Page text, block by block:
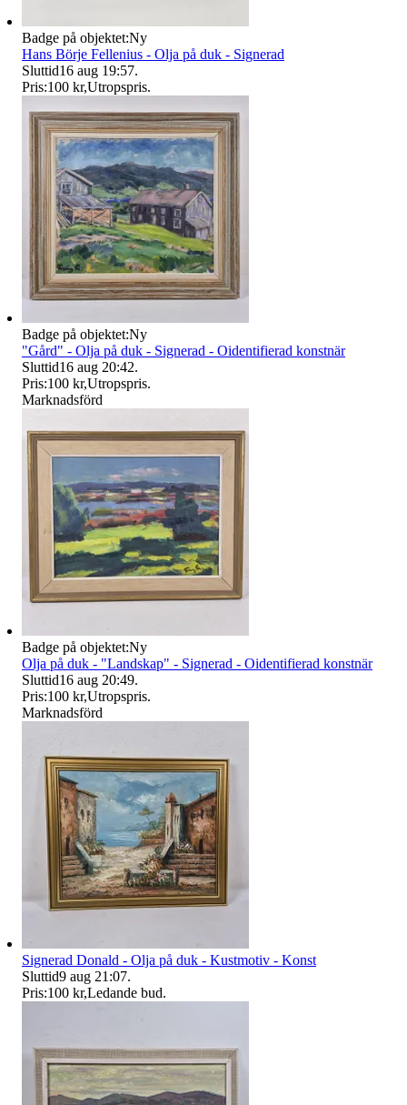
Badge på objektet:Ny
Hans Börje Fellenius - Olja på duk - Signerad
Sluttid16 aug 19:57.
Pris:100 kr,Utropspris.
Badge på objektet:Ny
"Gård" - Olja på duk - Signerad - Oidentifierad konstnär
Sluttid16 aug 20:42.
Pris:100 kr,Utropspris.
Marknadsförd
Badge på objektet:Ny
Olja på duk - "Landskap" - Signerad - Oidentifierad konstnär
Sluttid16 aug 20:49.
Pris:100 kr,Utropspris.
Marknadsförd
Signerad Donald - Olja på duk - Kustmotiv - Konst
Sluttid9 aug 21:07.
Pris:100 kr,Ledande bud.